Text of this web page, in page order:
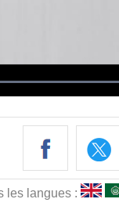
les langues :